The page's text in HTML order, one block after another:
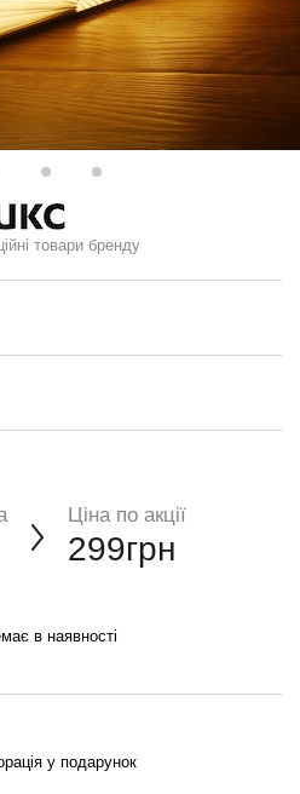
товари бренду
Ціна по акції
299грн
в наявності
у подарунок